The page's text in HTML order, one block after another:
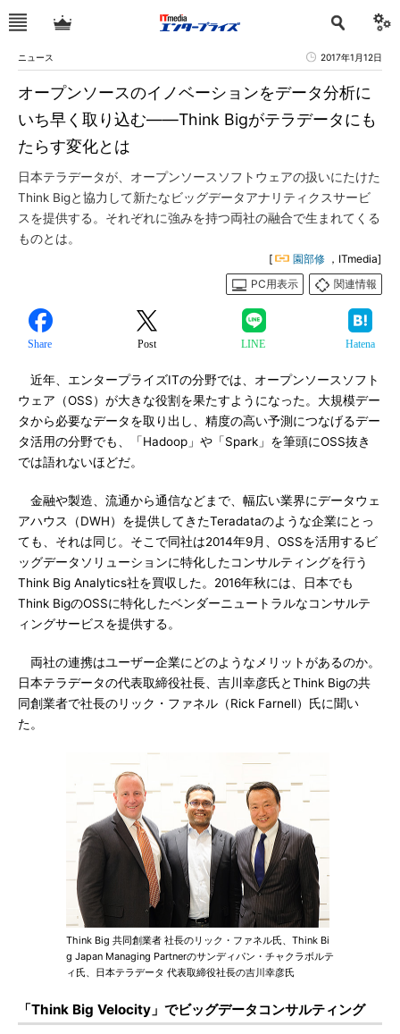
ニュース 2017年1月12日
オープンソースのイノベーションをデータ分析に
いち早く取り込む――Think Bigがテラデータにも
たらす変化とは
日本テラデータが、オープンソースソフトウェアの扱いにたけた
Think Bigと協力して新たなビッグデータアナリティクスサービ
スを提供する。それぞれに強みを持つ両社の融合で生まれてくる
ものとは。
[ 園部修 ，ITmedia]
PC用表示
関連情報
Share Post LINE Hatena
近年、エンタープライズITの分野では、オープンソースソフト
ウェア（OSS）が大きな役割を果たすようになった。大規模デー
タから必要なデータを取り出し、精度の高い予測につなげるデー
タ活用の分野でも、「Hadoop」や「Spark」を筆頭にOSS抜き
では語れないほどだ。
金融や製造、流通から通信などまで、幅広い業界にデータウェ
アハウス（DWH）を提供してきたTeradataのような企業にとっ
ても、それは同じ。そこで同社は2014年9月、OSSを活用するビ
ッグデータソリューションに特化したコンサルティングを行う
Think Big Analytics社を買収した。2016年秋には、日本でも
Think BigのOSSに特化したベンダーニュートラルなコンサルテ
ィングサービスを提供する。
両社の連携はユーザー企業にどのようなメリットがあるのか。
日本テラデータの代表取締役社長、吉川幸彦氏とThink Bigの共
同創業者で社長のリック・ファネル（Rick Farnell）氏に聞い
た。
Think Big 共同創業者 社長のリック・ファネル氏、Think Bi
g Japan Managing Partnerのサンディパン・チャクラボルテ
ィ氏、日本テラデータ 代表取締役社長の吉川幸彦氏
「Think Big Velocity」でビッグデータコンサルティング